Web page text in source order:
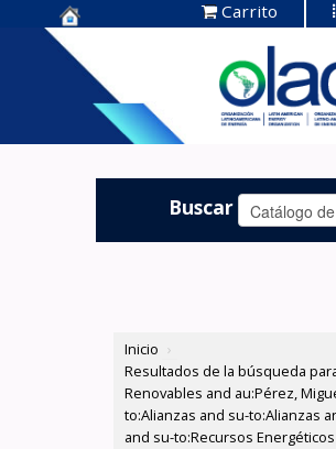
Centro de
Documentación
OLADE -
Carrito
Buscar
Inicio ›
Resultados de la búsqueda
Renovables and au:Pérez,
to:Alianzas and su-to:Alianzas
and su-to:Recursos